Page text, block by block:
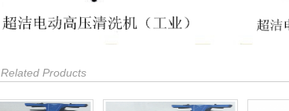
Related Products